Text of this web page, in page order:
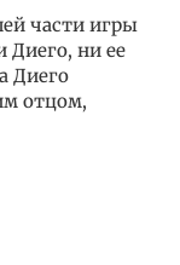
части игры
Диего, ни ее
Диего
отцом,